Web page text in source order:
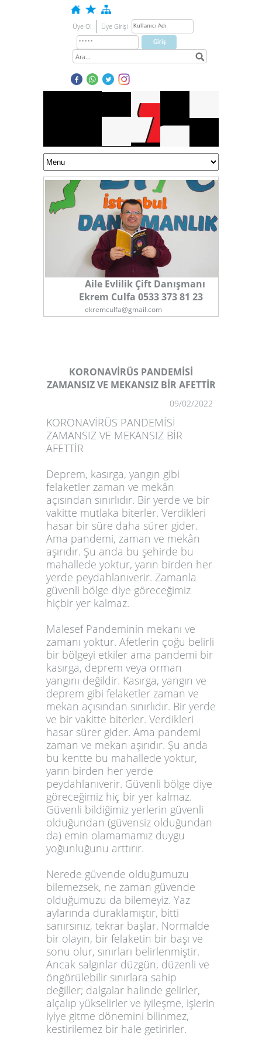
Üye Ol Üye Girişi
Aile Evlilik Çift Danışmanı
Ekrem Culfa 0533 373 81 23
ekremculfa@gmail.com
KORONAVİRÜS PANDEMİSİ
ZAMANSIZ VE MEKANSIZ BİR AFETTİR
09/02/2022
KORONAVİRÜS PANDEMİSİ
ZAMANSIZ VE MEKANSIZ BİR
AFETTİR
Deprem, kasırga, yangın gibi
felaketler zaman ve mekân
açısından sınırlıdır. Bir yerde ve bir
vakitte mutlaka biterler. Verdikleri
hasar bir süre daha sürer gider.
Ama pandemi, zaman ve mekân
aşırıdır. Şu anda bu şehirde bu
mahallede yoktur, yarın birden her
yerde peydahlanıverir. Zamanla
güvenli bölge diye göreceğimiz
hiçbir yer kalmaz.
Malesef Pandeminin mekanı ve
zamanı yoktur. Afetlerin çoğu belirli
bir bölgeyi etkiler ama pandemi bir
kasırga, deprem veya orman
yangını değildir. Kasırga, yangın ve
deprem gibi felaketler zaman ve
mekan açısından sınırlıdır. Bir yerde
ve bir vakitte biterler. Verdikleri
hasar sürer gider. Ama pandemi
zaman ve mekan aşırıdır. Şu anda
bu kentte bu mahallede yoktur,
yarın birden her yerde
peydahlanıverir. Güvenli bölge diye
göreceğimiz hiç bir yer kalmaz.
Güvenli bildiğimiz yerlerin güvenli
olduğundan (güvensiz olduğundan
da) emin olamamamız duygu
yoğunluğunu arttırır.
Nerede güvende olduğumuzu
bilemezsek, ne zaman güvende
olduğumuzu da bilemeyiz. Yaz
aylarında duraklamıştır, bitti
sanırsınız, tekrar başlar. Normalde
bir olayın, bir felaketin bir başı ve
sonu olur, sınırları belirlenmiştir.
Ancak salgınlar düzgün, düzenli ve
öngörülebilir sınırlara sahip
değiller; dalgalar halinde gelirler,
alçalıp yükselirler ve iyileşme, işlerin
iyiye gitme dönemini bilinmez,
kestirilemez bir hale getirirler.